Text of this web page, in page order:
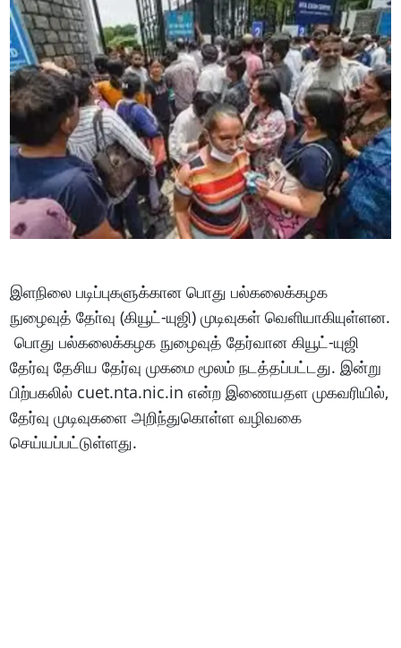
இளநிலை படிப்புகளுக்கான பொது பல்கலைக்கழக
நுழைவுத் தோ்வு (கியூட்-யுஜி) முடிவுகள் வெளியாகியுள்ளன.
பொது பல்கலைக்கழக நுழைவுத் தேர்வான கியூட்-யுஜி
தேர்வு தேசிய தேர்வு முகமை மூலம் நடத்தப்பட்டது. இன்று
பிற்பகலில் cuet.nta.nic.in என்ற இணையதள முகவரியில்,
தேர்வு முடிவுகளை அறிந்துகொள்ள வழிவகை
செய்யப்பட்டுள்ளது.